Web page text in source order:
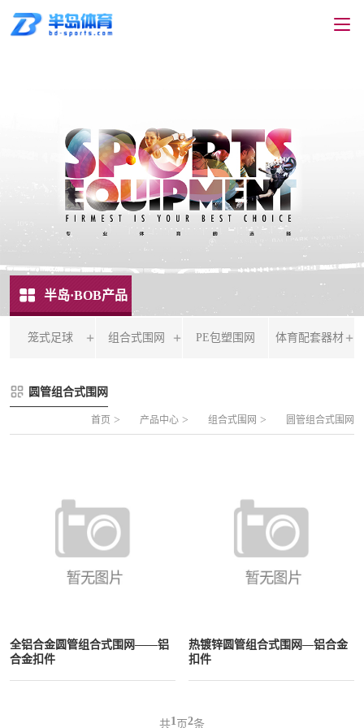
半岛·BOB产品
笼式足球
FLZ-B 夹芯板笼式足球
FLZ-C 半格栅笼式足球
组合式围网
方管组合式围网
片装组合式围网
PE包塑围网 体育配套器材
圆管组合式围网
首页 > 产品中心 > 组合式围网 > 圆管组合式围网
全铝合金圆管组合式围网——铝
合金扣件
热镀锌圆管组合式围网—铝合金
扣件
共1 页2条